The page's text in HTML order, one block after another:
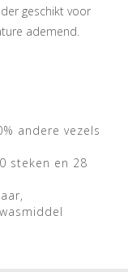
geschikt voor
ademend.
andere vezels
steken en 28